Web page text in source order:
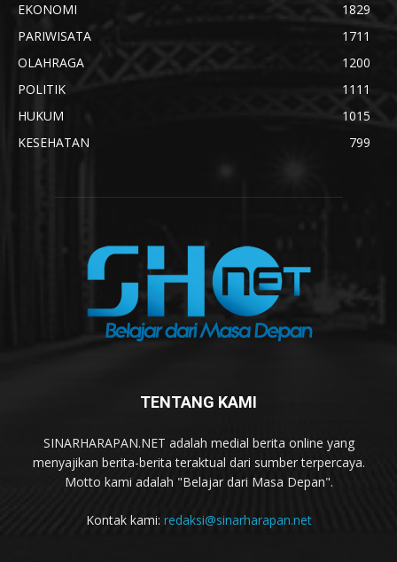
EKONOMI
1829
PARIWISATA
1711
OLAHRAGA
1200
POLITIK
1111
HUKUM
1015
KESEHATAN
799
TENTANG KAMI
SINARHARAPAN.NET adalah medial berita online yang
menyajikan berita-berita teraktual dari sumber terpercaya.
Motto kami adalah "Belajar dari Masa Depan".
Kontak kami: redaksi@sinarharapan.net